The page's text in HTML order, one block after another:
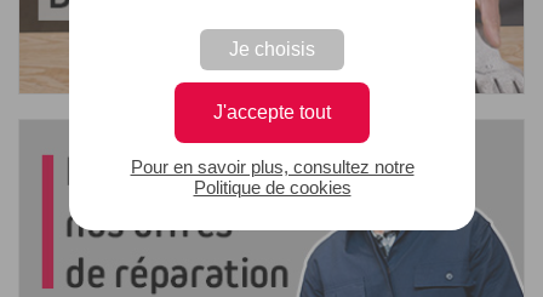
Je choisis
J'accepte tout
Pour en savoir plus, consultez notre
Politique de cookies